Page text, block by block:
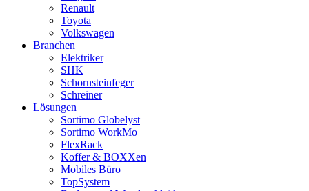
Renault
Toyota
Volkswagen
Branchen
Elektriker
SHK
Schornsteinfeger
Schreiner
Lösungen
Sortimo Globelyst
Sortimo WorkMo
FlexRack
Koffer & BOXXen
Mobiles Büro
TopSystem